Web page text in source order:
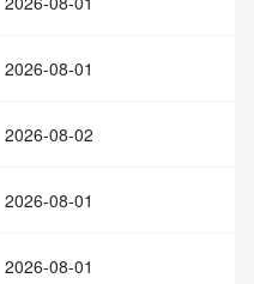
2026-08-01
2026-08-02
2026-08-01
2026-08-01